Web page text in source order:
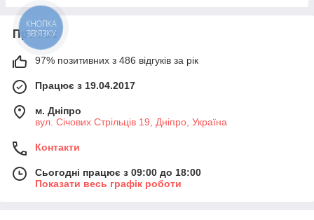
Про нас
97% позитивних з 486 відгуків за рік
Працює з 19.04.2017
м. Дніпро
вул. Січових Стрільців 19, Дніпро, Україна
Контакти
Сьогодні працює з 09:00 до 18:00
Показати весь графік роботи
КНОПКА
ЗВ'ЯЗКУ